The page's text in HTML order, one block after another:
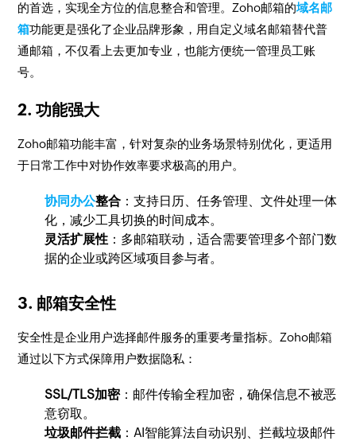
的首选，实现全方位的信息整合和管理。Zoho邮箱的域名邮
箱功能更是强化了企业品牌形象，用自定义域名邮箱替代普
通邮箱，不仅看上去更加专业，也能方便统一管理员工账
号。
2. 功能强大
Zoho邮箱功能丰富，针对复杂的业务场景特别优化，更适用
于日常工作中对协作效率要求极高的用户。
协同办公整合 ：支持日历、任务管理、文件处理一体
化，减少工具切换的时间成本。
灵活扩展性 ：多邮箱联动，适合需要管理多个部门数
据的企业或跨区域项目参与者。
3. 邮箱安全性
安全性是企业用户选择邮件服务的重要考量指标。Zoho邮箱
通过以下方式保障用户数据隐私：
SSL/TLS加密：邮件传输全程加密，确保信息不被恶
意窃取。
垃圾邮件拦截 ：AI智能算法自动识别、拦截垃圾邮件